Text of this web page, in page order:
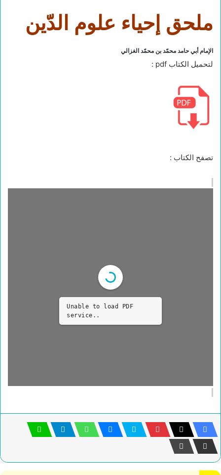
ملحق إحياء علوم الدّين
الإمام أبي حامد محمّد بن محمّد الغزالي
لتحميل الكتاب pdf :
تصفح الكتاب :
Unable to load PDF
service..